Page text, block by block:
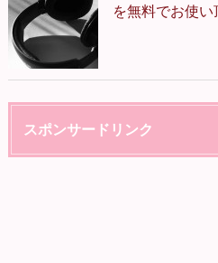
を無料でお使い
スポンサードリンク